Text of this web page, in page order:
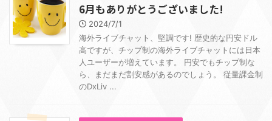
6月もありがとうございました!
2024/7/1
海外ライブチャット、堅調です! 歴史的な円安ドル
高ですが、チップ制の海外ライブチャットには日本
人ユーザーが増えています。 円安でもチップ制な
ら、まだまだ割安感があるのでしょう。 従量課金制
のDxLiv ...